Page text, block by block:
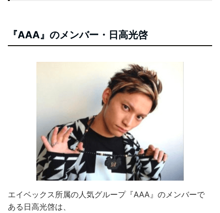
『AAA』のメンバー・日高光啓
エイベックス所属の人気グループ『AAA』のメンバーで
ある日高光啓は、